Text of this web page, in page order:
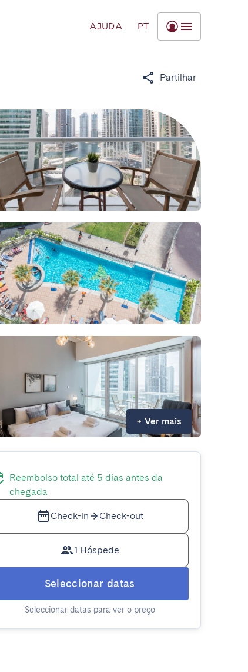
AJUDA PT
Partilhar
+ Ver mais
Reembolso total até 5 dias antes da
chegada
Check-in Check-out
1 Hóspede
Seleccionar datas
Seleccionar datas para ver o preço